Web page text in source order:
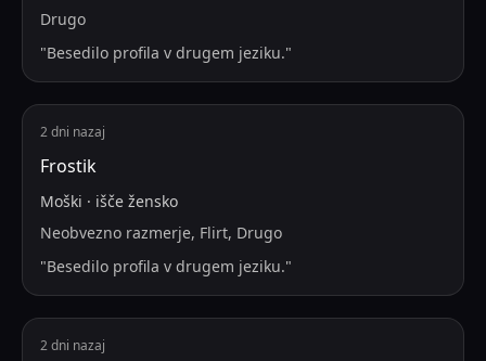
Drugo
"Besedilo profila v drugem jeziku."
2 dni nazaj
Frostik
Moški · išče žensko
Neobvezno razmerje, Flirt, Drugo
"Besedilo profila v drugem jeziku."
2 dni nazaj